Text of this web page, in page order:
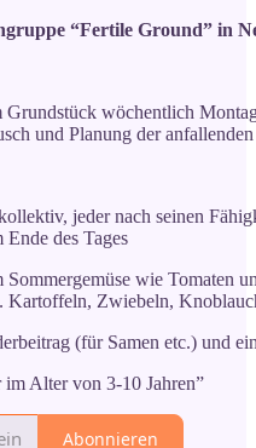
“Fertile Ground” in
Grundstück wöchentlich
und Planung der
jeder nach seinen
Ende des Tages
Sommergemüse wie Tomaten
Kartoffeln, Zwiebeln,
(für Samen etc.) und
Alter von 3-10 Jahren”
Abonnieren